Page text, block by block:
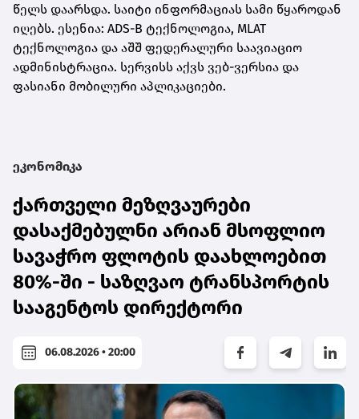
წელს დაარსდა. საიტი ინფორმაციას სამი წყაროდან
იღებს. ესენია: ADS-B ტექნოლოგია, MLAT
ტექნოლოგია და აშშ ფედერალური საავიაციო
ადმინისტრაცია. სერვისს აქვს ვებ-ვერსია და
ფასიანი მობილური აპლიკაციები.
ეკონომიკა
ქართველი მეზღვაურები
დასაქმებულნი არიან მსოფლიო
სავაჭრო ფლოტის დაახლოებით
80%-ში - საზღვაო ტრანსპორტის
სააგენტოს დირექტორი
06.08.2026 • 20:00